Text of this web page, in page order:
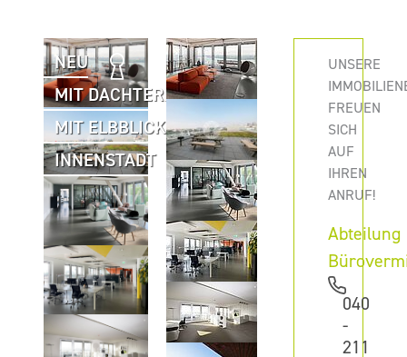
NEU
MIT DACHTERRASSE
MIT ELBBLICK
INNENSTADT
UNSERE
FREUEN
SICH
AUF
IHREN
ANRUF!
Abteilung
040
-
211